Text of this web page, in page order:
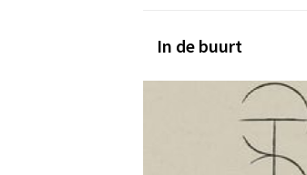
In de buurt